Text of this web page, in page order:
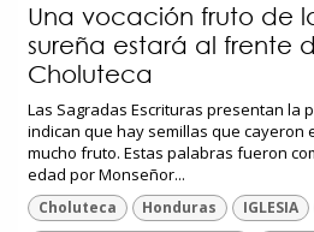
Una vocación fruto de
sureña estará al frente
Choluteca
Las Sagradas Escrituras presentan la
indican que hay semillas que cayeron
mucho fruto. Estas palabras fueron
edad por Monseñor...
Choluteca Honduras IGLESIA